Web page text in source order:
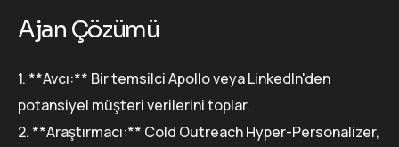
Ajan Çözümü
1. **Avcı:** Bir temsilci Apollo veya LinkedIn'den
potansiyel müşteri verilerini toplar.
2. **Araştırmacı:** Cold Outreach Hyper-Personalizer,